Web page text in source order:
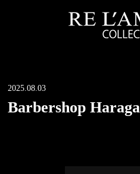
2025.08.03
Barbershop